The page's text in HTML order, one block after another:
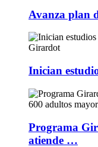
Avanza plan
Inician
Programa
atiende …